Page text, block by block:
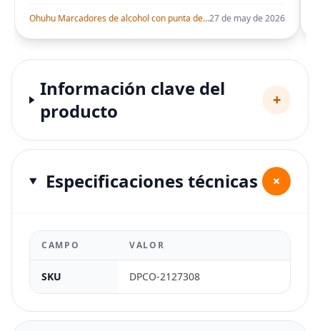
Ohuhu Marcadores de alcohol con punta de pincel – Juego de marcadores artísticos de doble punta con certificación AP para artistas adultos27 de may de 2026
Información clave del
producto
+
Especificaciones técnicas +
CAMPO VALOR
SKU DPCO-2127308